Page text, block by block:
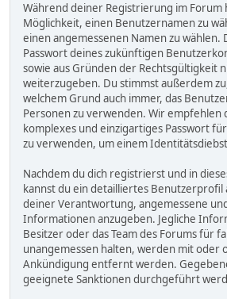
Während deiner Registrierung im Forum
Möglichkeit, einen Benutzernamen zu
einen angemessenen Namen zu wählen.
Passwort deines zukünftigen
sowie aus Gründen der Rechtsgültigkeit
weiterzugeben. Du stimmst außerdem
welchem Grund auch immer, das
Personen zu verwenden. Wir empfehlen
komplexes und einzigartiges Passwort
zu verwenden, um einem
Nachdem du dich registrierst und in
kannst du ein detailliertes Benutzerprofil
deiner Verantwortung, angemessene
Informationen anzugeben. Jegliche
Besitzer oder das Team des Forums für
unangemessen halten, werden mit oder
Ankündigung entfernt werden.
geeignete Sanktionen durchgeführt